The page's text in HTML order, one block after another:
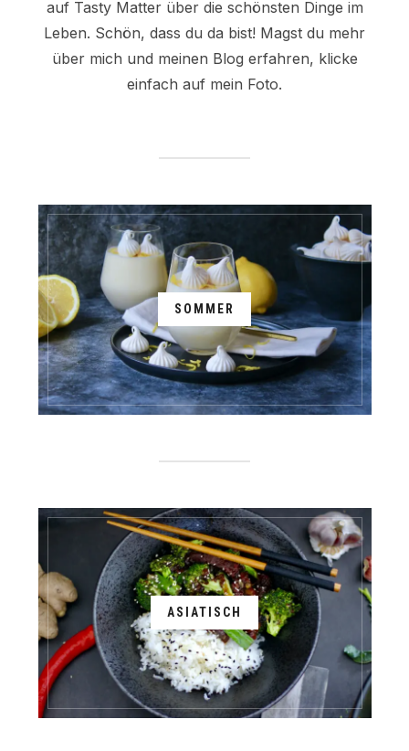
auf Tasty Matter über die schönsten Dinge im
Leben. Schön, dass du da bist! Magst du mehr
über mich und meinen Blog erfahren, klicke
einfach auf mein Foto.
SOMMER
ASIATISCH